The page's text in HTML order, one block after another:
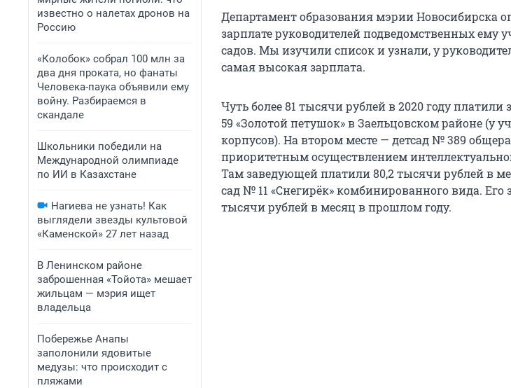
известно о налетах дронов на
Россию
«Колобок» собрал 100 млн за
два дня проката, но фанаты
Человека-паука объявили ему
войну. Разбираемся в
скандале
Школьники победили на
Международной олимпиаде
по ИИ в Казахстане
Нагиева не узнать! Как
выглядели звезды культовой
«Каменской» 27 лет назад
В Ленинском районе
заброшенная «Тойота» мешает
жильцам — мэрия ищет
владельца
Побережье Анапы
заполонили ядовитые
медузы: что происходит с
пляжами
Департамент образования мэрии Новосибирска
зарплате руководителей подведомственных ему
садов. Мы изучили список и узнали, у
самая высокая зарплата.
Чуть более 81 тысячи рублей в 2020 году
59 «Золотой петушок» в Заельцовском районе (у
корпусов). На втором месте — детсад № 389
приоритетным осуществлением
Там заведующей платили 80,2 тысячи рублей в
сад № 11 «Снегирёк» комбинированного вида.
тысячи рублей в месяц в прошлом году.